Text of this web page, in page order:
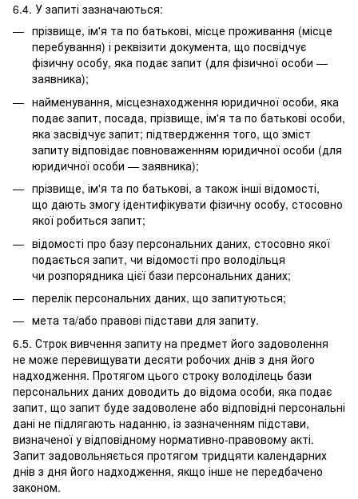
6.4. У запиті зазначаються:
прізвище, ім'я та по батькові, місце проживання (місце
перебування) і реквізити документа, що посвідчує
фізичну особу, яка подає запит (для фізичної особи —
заявника);
найменування, місцезнаходження юридичної особи, яка
подає запит, посада, прізвище, ім'я та по батькові особи,
яка засвідчує запит; підтвердження того, що зміст
запиту відповідає повноваженням юридичної особи (для
юридичної особи — заявника);
прізвище, ім'я та по батькові, а також інші відомості,
що дають змогу ідентифікувати фізичну особу, стосовно
якої робиться запит;
відомості про базу персональних даних, стосовно якої
подається запит, чи відомості про володільця
чи розпорядника цієї бази персональних даних;
перелік персональних даних, що запитуються;
мета та/або правові підстави для запиту.
6.5. Строк вивчення запиту на предмет його задоволення
не може перевищувати десяти робочих днів з дня його
надходження. Протягом цього строку володілець бази
персональних даних доводить до відома особи, яка подає
запит, що запит буде задоволене або відповідні персональні
дані не підлягають наданню, із зазначенням підстави,
визначеної у відповідному нормативно-правовому акті.
Запит задовольняється протягом тридцяти календарних
днів з дня його надходження, якщо інше не передбачено
законом.